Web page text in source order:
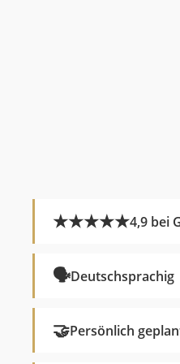
★★★★★4,9 bei
🗣Deutschsprachig
🤝Persönlich